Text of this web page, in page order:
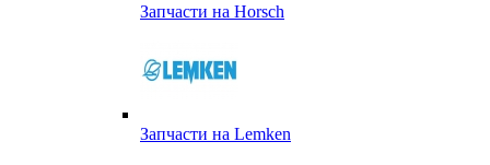
Запчасти на Horsch
Запчасти на Lemken